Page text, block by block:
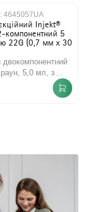
одноразового
ножиць,
ножиць,
4645057UA
Injekt®
компонентний 5
22G (0,7 мм x 30
двокомпонентний
5,0 мл, з
та чітким
на прозо..